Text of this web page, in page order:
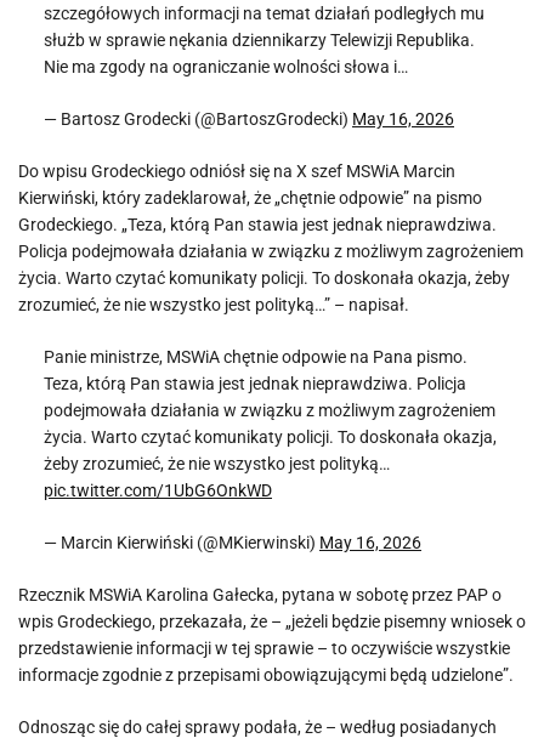
szczegółowych informacji na temat działań podległych mu
służb w sprawie nękania dziennikarzy Telewizji Republika.
Nie ma zgody na ograniczanie wolności słowa i…
— Bartosz Grodecki (@BartoszGrodecki) May 16, 2026
Do wpisu Grodeckiego odniósł się na X szef MSWiA Marcin
Kierwiński, który zadeklarował, że „chętnie odpowie” na pismo
Grodeckiego. „Teza, którą Pan stawia jest jednak nieprawdziwa.
Policja podejmowała działania w związku z możliwym zagrożeniem
życia. Warto czytać komunikaty policji. To doskonała okazja, żeby
zrozumieć, że nie wszystko jest polityką…” – napisał.
Panie ministrze, MSWiA chętnie odpowie na Pana pismo.
Teza, którą Pan stawia jest jednak nieprawdziwa. Policja
podejmowała działania w związku z możliwym zagrożeniem
życia. Warto czytać komunikaty policji. To doskonała okazja,
żeby zrozumieć, że nie wszystko jest polityką…
pic.twitter.com/1UbG6OnkWD
— Marcin Kierwiński (@MKierwinski) May 16, 2026
Rzecznik MSWiA Karolina Gałecka, pytana w sobotę przez PAP o
wpis Grodeckiego, przekazała, że – „jeżeli będzie pisemny wniosek o
przedstawienie informacji w tej sprawie – to oczywiście wszystkie
informacje zgodnie z przepisami obowiązującymi będą udzielone”.
Odnosząc się do całej sprawy podała, że – według posiadanych